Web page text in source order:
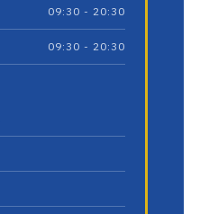
09:30 - 20:30
09:30 - 20:30